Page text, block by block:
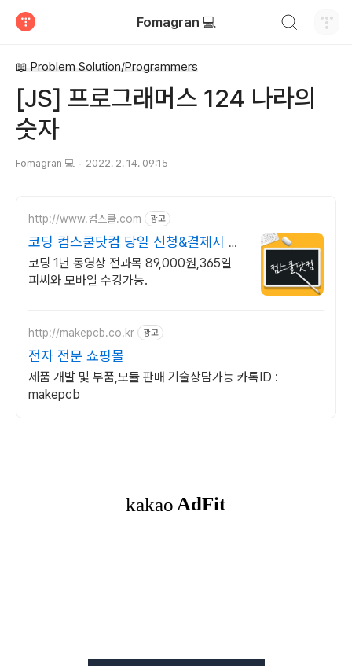
Fomagran 💻
📖 Problem Solution/Programmers
[JS] 프로그래머스 124 나라의
숫자
Fomagran 💻 2022. 2. 14. 09:15
http://www.컴스쿨.com 광고
코딩 컴스쿨닷컴 당일 신청&결제시 기
프티콘!
코딩 1년 동영상 전과목 89,000원,365일
피씨와 모바일 수강가능.
http://makepcb.co.kr 광고
전자 전문 쇼핑몰
제품 개발 및 부품,모듈 판매 기술상담가능 카톡ID :
makepcb